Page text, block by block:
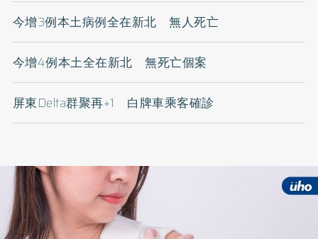
今增3例本土病例全在新北 無人死亡
今增4例本土全在新北 無死亡個案
屏東Delta群聚再+1 白牌車乘客確診